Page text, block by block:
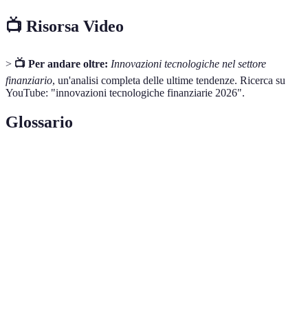
📺 Risorsa Video
> 📺 Per andare oltre: Innovazioni tecnologiche nel settore
finanziario, un'analisi completa delle ultime tendenze. Ricerca su
YouTube: "innovazioni tecnologiche finanziarie 2026".
Glossario